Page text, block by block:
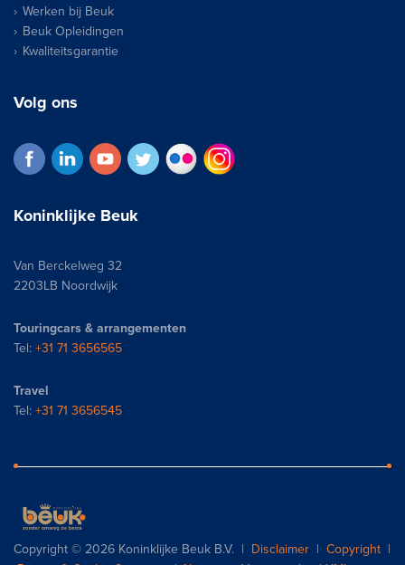
Werken bij Beuk
Beuk Opleidingen
Kwaliteitsgarantie
Volg ons
Koninklijke Beuk
Van Berckelweg 32
2203LB Noordwijk
Touringcars & arrangementen
Tel: +31 71 3656565
Travel
Tel: +31 71 3656545
Copyright © 2026 Koninklijke Beuk B.V. | Disclaimer | Copyright |